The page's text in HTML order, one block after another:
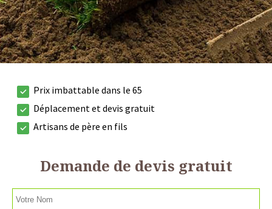
Prix imbattable dans le 65
Déplacement et devis gratuit
Artisans de père en fils
Demande de devis gratuit